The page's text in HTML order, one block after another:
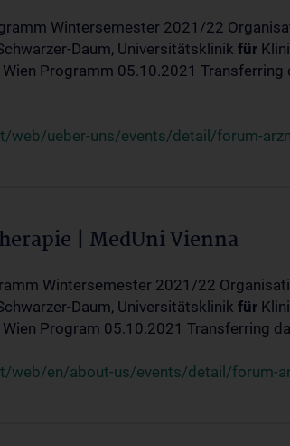
Wintersemester 2021/22
Daum, Universitätsklinik für
Programm 05.10.2021
web/ueber-uns/events/detail/forum-
| MedUni Vienna
Wintersemester 2021/22
Daum, Universitätsklinik für
Program 05.10.2021 Transferring
web/en/about-us/events/detail/forum-